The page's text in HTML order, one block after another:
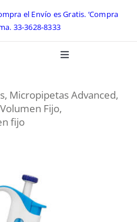
el Envío es Gratis. ‘Compra
33-3628-8333
Toggle
, Micropipetas Advanced,
Fijo,
fijo